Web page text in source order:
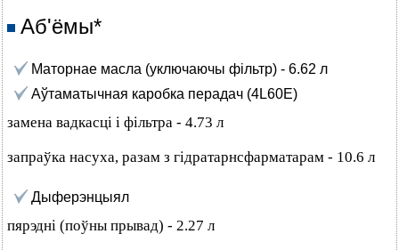
Аб'ёмы*
Маторнае масла (уключаючы фільтр) - 6.62 л
Аўтаматычная каробка перадач (4L60E)
замена вадкасці і фільтра - 4.73 л
запраўка насуха, разам з гідратарнсфарматарам - 10.6 л
Дыферэнцыял
пярэдні (поўны прывад) - 2.27 л